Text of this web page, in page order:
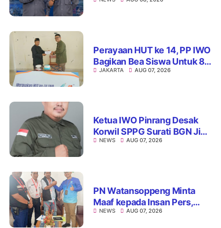
Jaga Integritas dan Nama
Perayaan HUT ke 14, PP IWO
Bagikan Bea Siswa Untuk 8
Siswa SD Muhammadiyah
JAKARTA AUG 07, 2026
Ketua IWO Pinrang Desak
Korwil SPPG Surati BGN Jika
Ditemukan Dapur MBG Tak
NEWS AUG 07, 2026
PN Watansoppeng Minta
Maaf kepada Insan Pers,
Tegaskan Komitmen
NEWS AUG 07, 2026